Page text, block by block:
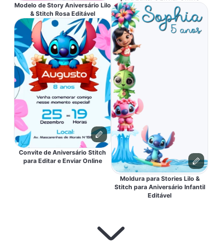
Modelo de Story Aniversário Lilo
& Stitch Rosa Editável
Convite de Aniversário Stitch
para Editar e Enviar Online
Moldura para Stories Lilo &
Stitch para Aniversário Infantil
Editável